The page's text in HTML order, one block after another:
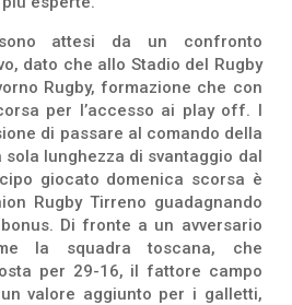
attesi da un confronto
dato che allo Stadio del Rugby
Rugby, formazione che con
per l’accesso ai play off. I
di passare al comando della
lunghezza di svantaggio dal
giocato domenica scorsa è
Rugby Tirreno guadagnando
Di fronte a un avversario
la squadra toscana, che
per 29-16, il fattore campo
valore aggiunto per i galletti,